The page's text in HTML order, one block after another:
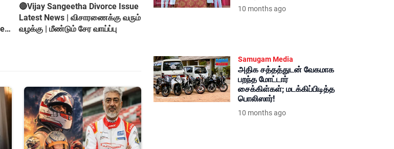
🔴Vijay Sangeetha Divorce Issue
Latest News | விசாரணைக்கு வரும்
வழக்கு | மீண்டும் சேர வாய்ப்பு
10 months ago
Samugam Media
அதிக சத்தத்துடன் வேகமாக
பறந்த மோட்டார்
சைக்கிள்கள்; மடக்கிப்பிடித்த
பொலிஸார்!
10 months ago